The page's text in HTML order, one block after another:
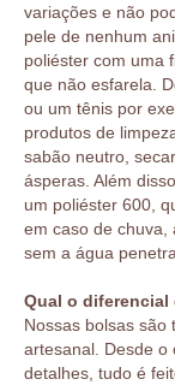
variações e não
pele de nenhum
poliéster com uma
que não esfarela.
ou um tênis por
produtos de
sabão neutro,
ásperas. Além
um poliéster 600,
em caso de chuva,
sem a água
Qual o diferencial
Nossas bolsas são
artesanal. Desde o
detalhes, tudo é